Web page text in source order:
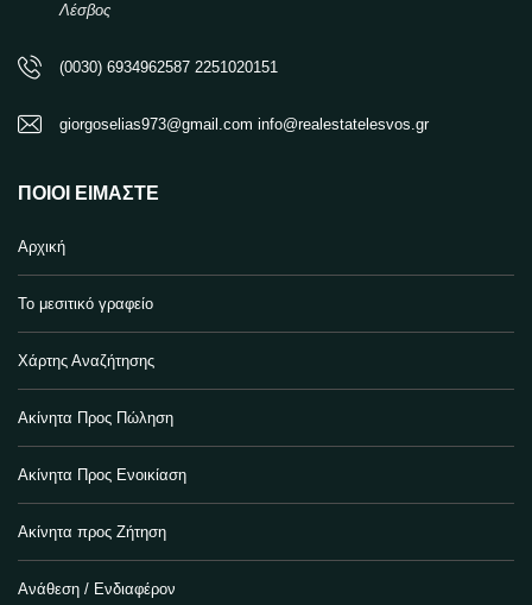
Λέσβος
(0030) 6934962587 2251020151
giorgoselias973@gmail.com info@realestatelesvos.gr
ΠΟΙΟΙ ΕΊΜΑΣΤΕ
Αρχική
Το μεσιτικό γραφείο
Χάρτης Αναζήτησης
Ακίνητα Προς Πώληση
Ακίνητα Προς Ενοικίαση
Ακίνητα προς Ζήτηση
Ανάθεση / Ενδιαφέρον